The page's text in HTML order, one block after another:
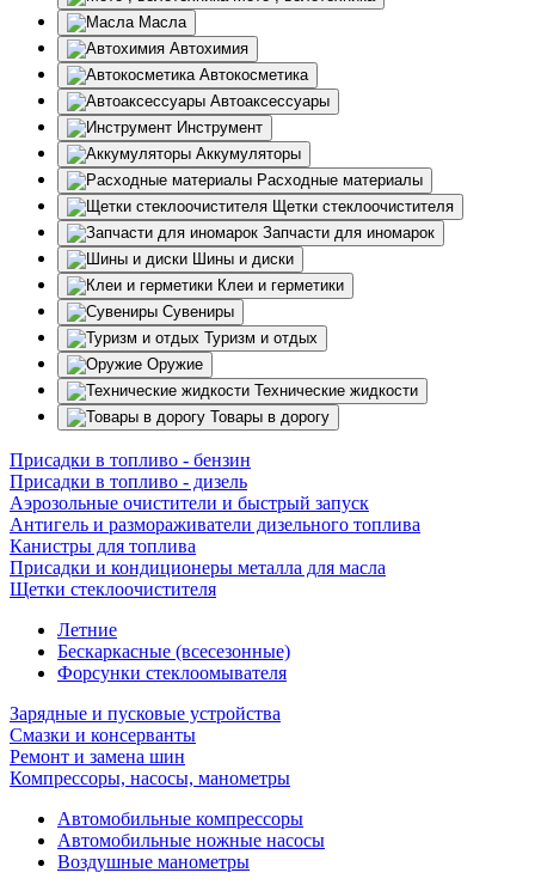
Масла
Автохимия
Автокосметика
Автоаксессуары
Инструмент
Аккумуляторы
Расходные материалы
Щетки стеклоочистителя
Запчасти для иномарок
Шины и диски
Клеи и герметики
Сувениры
Туризм и отдых
Оружие
Технические жидкости
Товары в дорогу
Присадки в топливо - бензин
Присадки в топливо - дизель
Аэрозольные очистители и быстрый запуск
Антигель и размораживатели дизельного топлива
Канистры для топлива
Присадки и кондиционеры металла для масла
Щетки стеклоочистителя
Летние
Бескаркасные (всесезонные)
Форсунки стеклоомывателя
Зарядные и пусковые устройства
Смазки и консерванты
Ремонт и замена шин
Компрессоры, насосы, манометры
Автомобильные компрессоры
Автомобильные ножные насосы
Воздушные манометры